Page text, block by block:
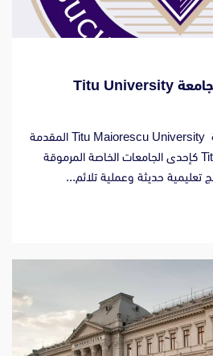
الدراسة في رومانيا بجامعة Titu University
الدراسة في رومانيا بجامعة Titu Maiorescu University المقدمة
تأتي جامعة Titu Maiorescu كإحدى الجامعات الخاصة المرموقة
تعليمية حديثة وعملية تلائم...